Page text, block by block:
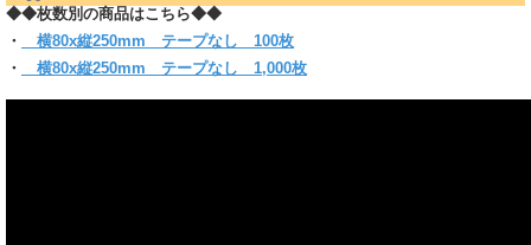
◆◆枚数別の商品はこちら◆◆
・
横80x縦250mm テープなし 100枚
・
横80x縦250mm テープなし 1,000枚